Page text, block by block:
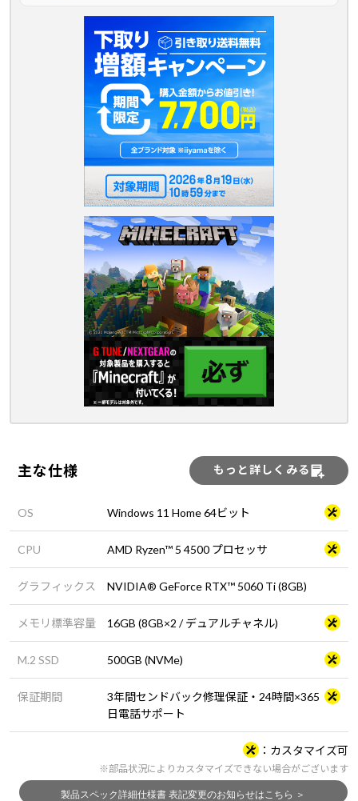
主な仕様 もっと詳しくみる
OS Windows 11 Home 64ビット
CPU AMD Ryzen™ 5 4500 プロセッサ
グラフィックス NVIDIA® GeForce RTX™ 5060 Ti (8GB)
メモリ標準容量 16GB (8GB×2 / デュアルチャネル)
M.2 SSD 500GB (NVMe)
保証期間
3年間センドバック修理保証・24時間×365
日電話サポート
カスタマイズ可
※部品状況によりカスタマイズできない場合がございます